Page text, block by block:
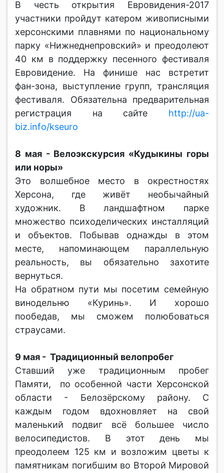
В честь открытия Евровидения-2017
участники пройдут катером живописными
херсонскими плавнями по национальному
парку «Нижнеднепровский» и преодолеют
40 км в поддержку песенного фестиваля
Евровидение. На финише нас встретит
фан-зона, выступление групп, трансляция
фестиваля. Обязательна предварительная
регистрация на сайте http://ua-
biz.info/kseuro
8 мая - Велоэкскурсия «Кудыкины горы
или норы»
Это волшебное место в окрестностях
Херсона, где живёт необычайный
художник. В ландшафтном парке
множество психоделических инсталляций
и объектов. Побывав однажды в этом
месте, напоминающем параллельную
реальность, вы обязательно захотите
вернуться.
На обратном пути мы посетим семейную
винодельню «Куринь». И хорошо
пообедав, мы сможем полюбоваться
страусами.
9 мая - Традиционный велопробег
Ставший уже традиционным пробег
Памяти, по особенной части Херсонской
области - Белозёрскому району. С
каждым годом вдохновляет на свой
маленький подвиг всё большее число
велосипедистов. В этот день мы
преодолеем 125 км и возложим цветы к
памятникам погибшим во Второй Мировой